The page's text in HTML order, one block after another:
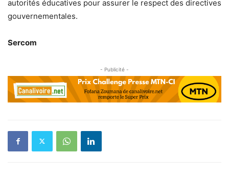
autorités éducatives pour assurer le respect des directives
gouvernementales.
Sercom
- Publicité -